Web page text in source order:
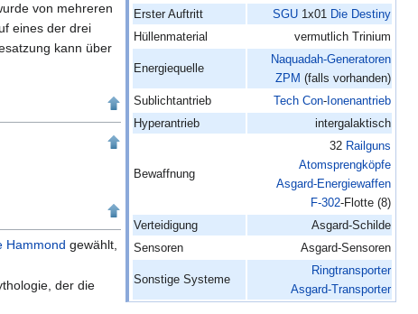
Erster Auftritt
SGU 1x01 Die Destiny
Hüllenmaterial
vermutlich Trinium
Energiequelle
Naquadah-Generatoren
ZPM (falls vorhanden)
Sublichtantrieb
Tech Con- Ionenantrieb
Hyperantrieb
intergalaktisch
Bewaffnung
32 Railguns
Atomsprengköpfe
Asgard-Energiewaffen
F-302-Flotte (8)
Verteidigung
Asgard-Schilde
Sensoren
Asgard-Sensoren
Sonstige Systeme
Ringtransporter
Asgard-Transporter
von mehreren
eines der drei
kann über
Hammond gewählt,
der die